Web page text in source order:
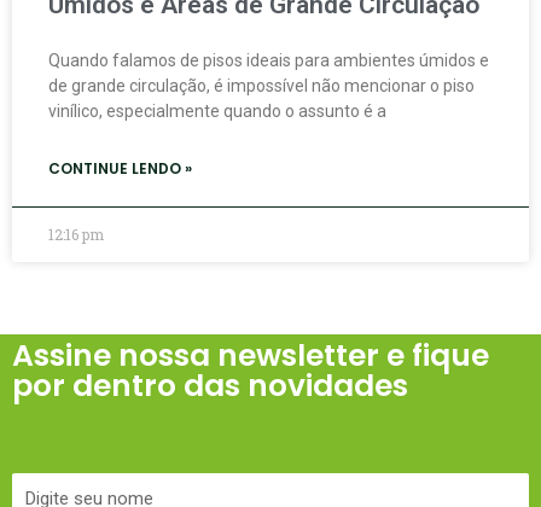
Quando falamos de pisos ideais para ambientes úmidos e
de grande circulação, é impossível não mencionar o piso
vinílico, especialmente quando o assunto é a
CONTINUE LENDO »
12:16 pm
Assine nossa newsletter e fique
por dentro das novidades